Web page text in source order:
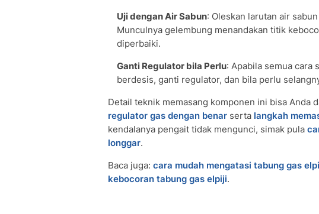
Uji dengan Air Sabun: Oleskan larutan air
Munculnya gelembung menandakan titik
diperbaiki.
Ganti Regulator bila Perlu: Apabila semua cara
berdesis, ganti regulator, dan bila perlu
Detail teknik memasang komponen ini bisa Anda
regulator gas dengan benar serta langkah
kendalanya pengait tidak mengunci, simak pula
longgar.
Baca juga: cara mudah mengatasi tabung gas
kebocoran tabung gas elpiji.